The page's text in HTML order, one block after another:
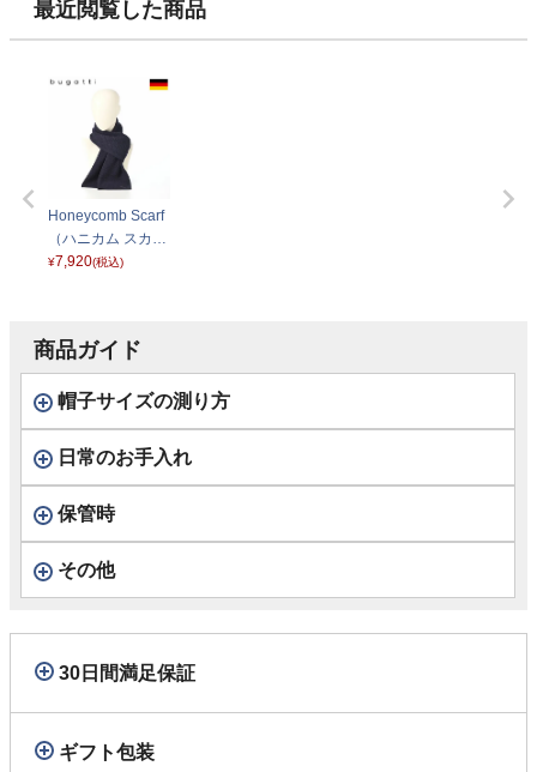
最近閲覧した商品
Honeycomb Scarf
（ハニカム スカー
フ） 630208 ネイ
¥7,920(税込)
商品ガイド
帽子サイズの測り方
日常のお手入れ
保管時
その他
30日間満足保証
ギフト包装